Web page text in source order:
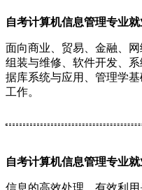
自考计算机信息管理专业就
面向商业、贸易、金融、
组装与维修、软件开发、
据库系统与应用、管理学
工作。
自考计算机信息管理专业
信息的高效处理、有效利